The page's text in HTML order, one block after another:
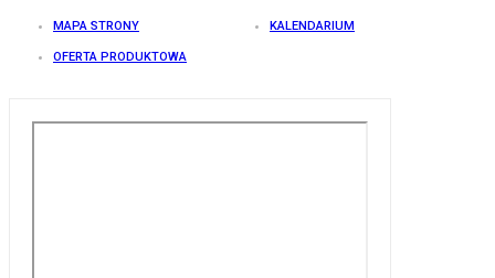
MAPA STRONY KALENDARIUM
OFERTA PRODUKTOWA